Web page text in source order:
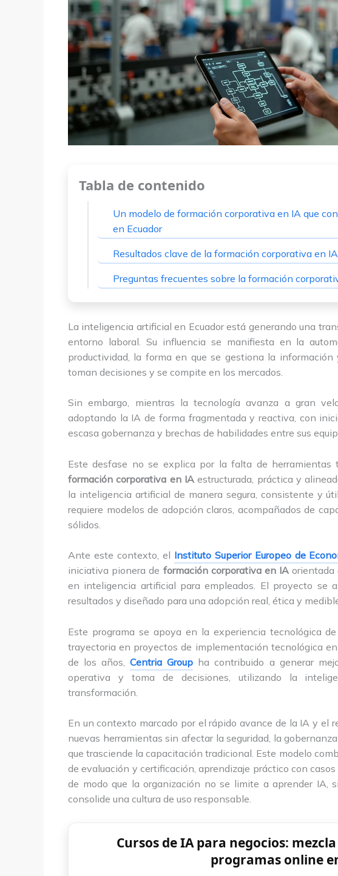
Tabla de contenido
Un modelo de formación corporativa en IA que
en Ecuador
Resultados clave de la formación corporativa en IA
Preguntas frecuentes sobre la formación
La inteligencia artificial en Ecuador está generando una
entorno laboral. Su influencia se manifiesta en la
productividad, la forma en que se gestiona la
toman decisiones y se compite en los mercados.
Sin embargo, mientras la tecnología avanza a gran
adoptando la IA de forma fragmentada y reactiva, con
escasa gobernanza y brechas de habilidades entre sus
Este desfase no se explica por la falta de herramientas
formación corporativa en IA estructurada, práctica y
la inteligencia artificial de manera segura, consistente y
requiere modelos de adopción claros, acompañados de
sólidos.
Ante este contexto, el Instituto Superior Europeo de
iniciativa pionera de formación corporativa en IA orientada
en inteligencia artificial para empleados. El proyecto se
resultados y diseñado para una adopción real, ética y
Este programa se apoya en la experiencia tecnológica
trayectoria en proyectos de implementación tecnológica
de los años,Centria Group ha contribuido a generar
operativa y toma de decisiones, utilizando la
transformación.
En un contexto marcado por el rápido avance de la IA y el
nuevas herramientas sin afectar la seguridad, la
que trasciende la capacitación tradicional. Este modelo
de evaluación y certificación, aprendizaje práctico con
de modo que la organización no se limite a aprender IA,
consolide una cultura de uso responsable.
Cursos de IA para negocios:
programas online